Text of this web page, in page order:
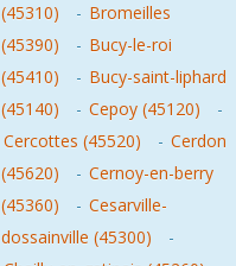
(45310)
- Bromeilles
(45390)
- Bucy-le-roi
(45410)
- Bucy-saint-liphard
(45140)
- Cepoy (45120)
-
Cercottes (45520)
- Cerdon
(45620)
- Cernoy-en-berry
(45360)
- Cesarville-
dossainville (45300)
-